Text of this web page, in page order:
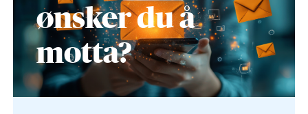
ønsker du å
motta?